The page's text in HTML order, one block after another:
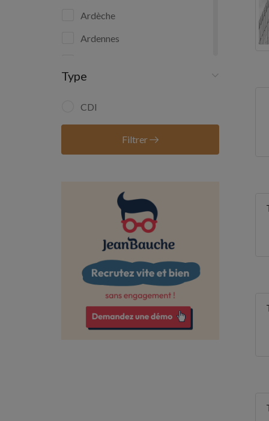
Ardèche
Ardennes
Aube
Aude
Bas-Rhin
Calvados
Charente
Charente-Maritime
Corrèze
Type
CDI
Filtrer